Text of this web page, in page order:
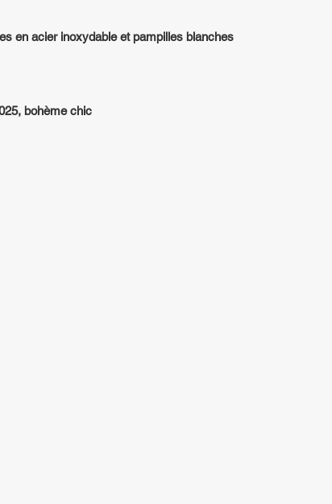
en acier inoxydable et pampilles blanches
bohème chic